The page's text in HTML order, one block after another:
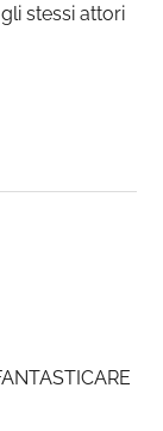
stessi attori